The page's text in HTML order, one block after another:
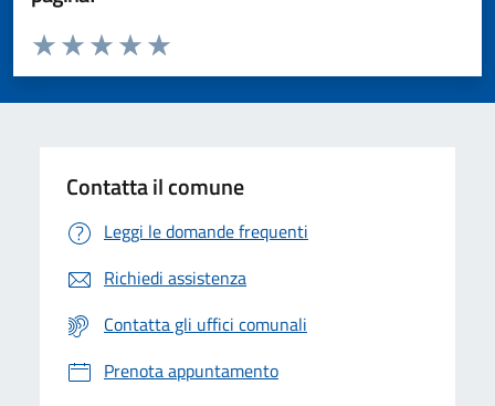
Valuta da 1 a 5 stelle la pagina
Valuta 5 stelle su 5
Valuta 4 stelle su 5
Valuta 3 stelle su 5
Valuta 2 stelle su 5
Valuta 1 stelle su 5
Contatta il comune
Leggi le domande frequenti
Richiedi assistenza
Contatta gli uffici comunali
Prenota appuntamento